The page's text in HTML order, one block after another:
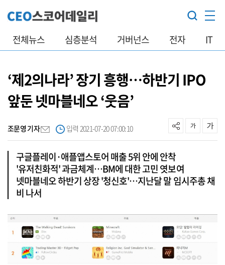
전체뉴스 심층분석 거버넌스 전자 IT
‘제2의나라’ 장기 흥행…하반기 IPO
앞둔 넷마블네오 ‘웃음’
조문영 기자 입력 2021-07-20 07:00:10
구글플레이·애플앱스토어 매출 5위 안에 안착
'유저친화적' 과금체계…BM에 대한 고민 엿보여
넷마블네오 하반기 상장 '청신호'…지난달 말 임시주총 채
비 나서